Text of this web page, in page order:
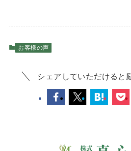
お客様の声
シェアしていただけると